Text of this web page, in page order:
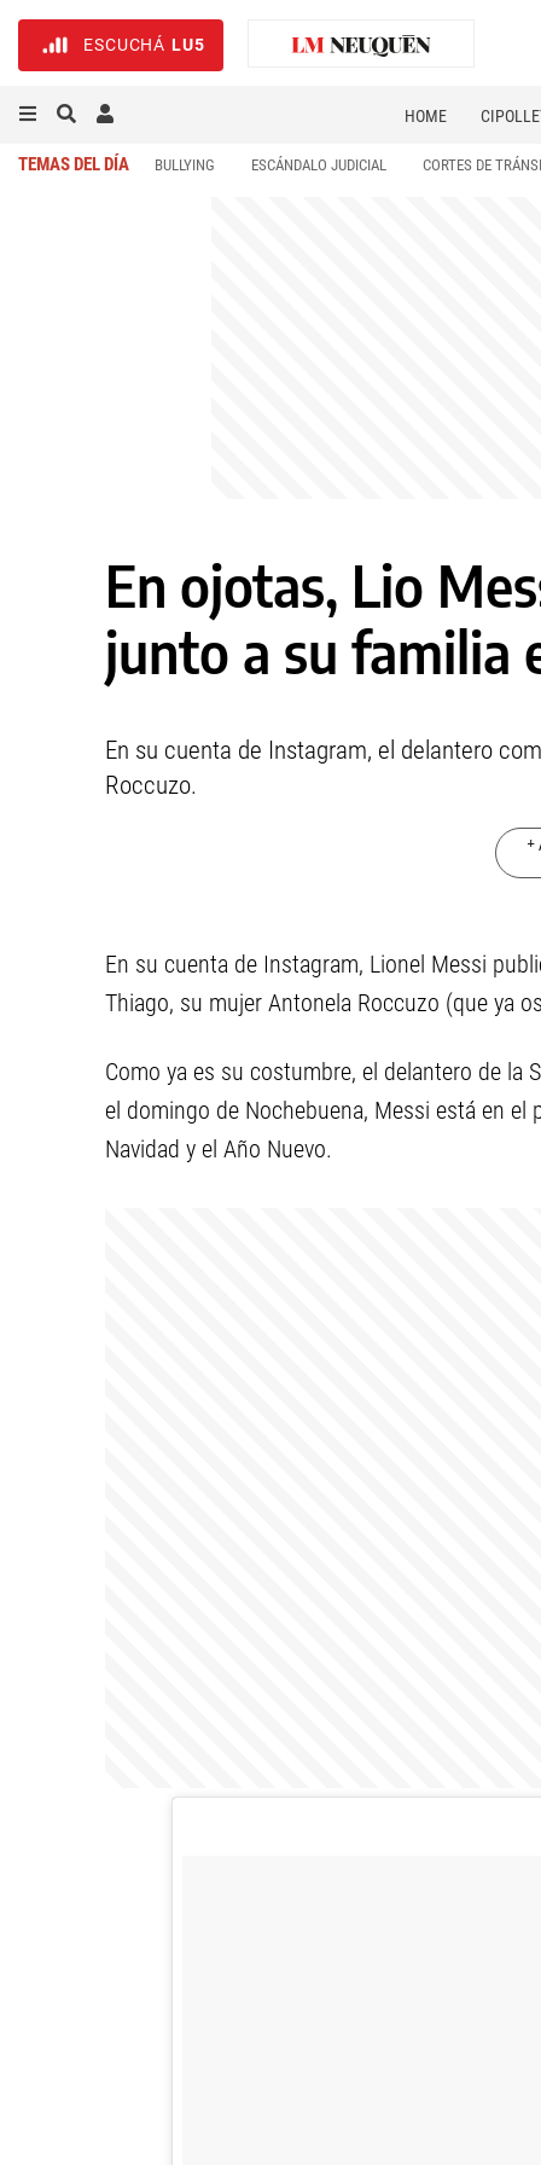
ESCUCHÁ LU5
HOME
TEMAS DEL DÍA BULLYING ESCÁNDALO JUDICIAL CORTES DE
En ojotas, Lio
junto a su familia
En su cuenta de Instagram, el delantero
Roccuzo.
+
En su cuenta de Instagram, Lionel Messi
Thiago, su mujer Antonela Roccuzo (que ya
Como ya es su costumbre, el delantero de la
el domingo de Nochebuena, Messi está en
Navidad y el Año Nuevo.